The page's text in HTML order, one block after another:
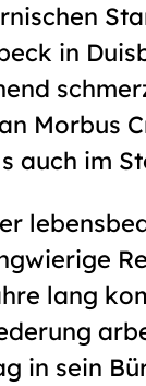
in
Morbus
auch im
lang
in sein